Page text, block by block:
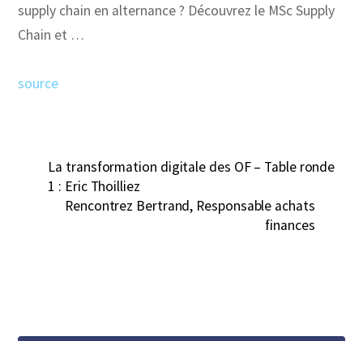
supply chain en alternance ? Découvrez le MSc Supply
Chain et …
source
La transformation digitale des OF – Table ronde
1 : Eric Thoilliez
Rencontrez Bertrand, Responsable achats
finances